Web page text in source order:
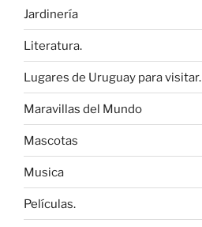
Jardinería
Literatura.
Lugares de Uruguay para visitar.
Maravillas del Mundo
Mascotas
Musica
Películas.